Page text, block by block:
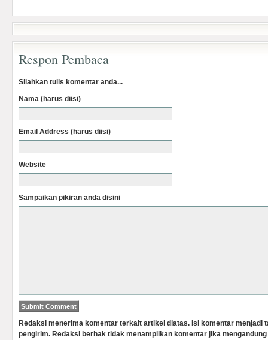
Respon Pembaca
Silahkan tulis komentar anda...
Nama (harus diisi)
Email Address (harus diisi)
Website
Sampaikan pikiran anda disini
Redaksi menerima komentar terkait artikel diatas. Isi komentar menjadi
pengirim. Redaksi berhak tidak menampilkan komentar jika